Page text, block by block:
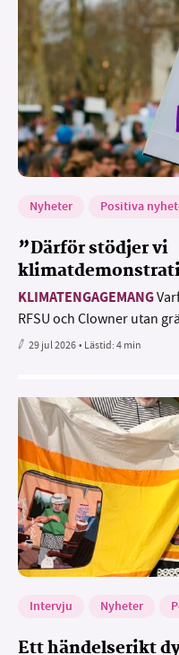
Nyheter Positiva
”Därför stödjer vi
KLIMATENGAGEMANG
RFSU och Clowner utan
29 jul 2026• Lästid:4 min
Intervju Nyheter
Ett händelserikt